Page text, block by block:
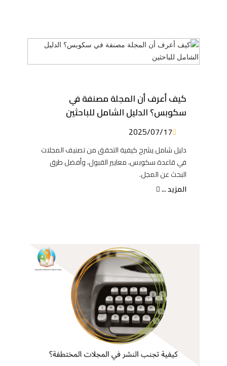
كيف أعرف أن المجلة مصنفة في
سكوبس؟ الدليل الشامل للباحثين
2025/07/17
دليل شامل يشرح كيفية التحقق من تصنيف المجلات
في قاعدة سكوبس، معايير القبول، وأفضل طرق
البحث عن المجل.
المزيد ...